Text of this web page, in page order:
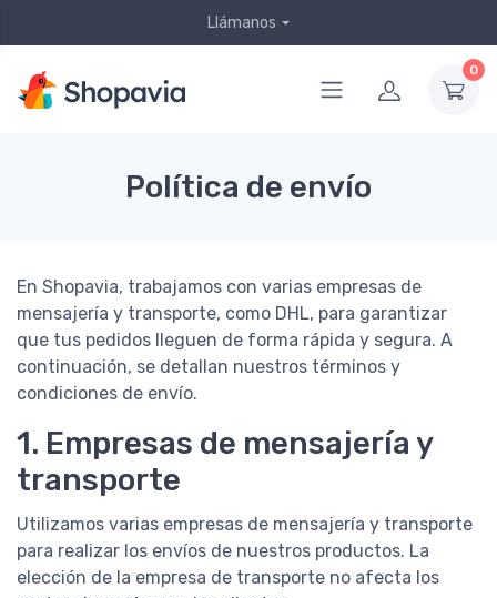
Llámanos
0
Política de envío
En Shopavia, trabajamos con varias empresas de
mensajería y transporte, como DHL, para garantizar
que tus pedidos lleguen de forma rápida y segura. A
continuación, se detallan nuestros términos y
condiciones de envío.
1. Empresas de mensajería y
transporte
Utilizamos varias empresas de mensajería y transporte
para realizar los envíos de nuestros productos. La
elección de la empresa de transporte no afecta los